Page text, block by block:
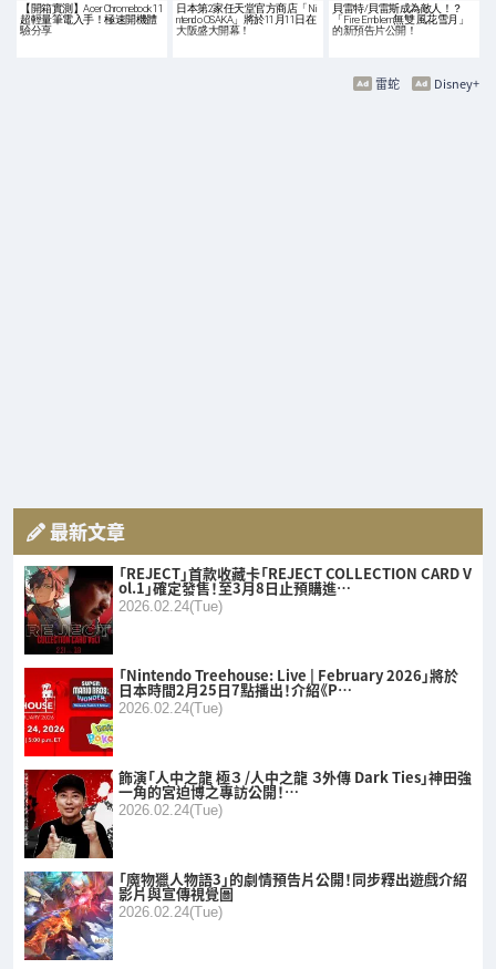
【開箱實測】Acer Chromebook 11
超輕量筆電入手！極速開機體
驗分享
日本第2家任天堂官方商店「Ni
ntendo OSAKA」將於11月11日在
大阪盛大開幕！
貝雷特/貝雷斯成為敵人！？
「Fire Emblem無雙 風花雪月」
的新預告片公開！
Disney+
雷蛇
最新文章
「REJECT」首款收藏卡「REJECT COLLECTION CARD V
ol.1」確定發售！至3月8日止預購進…
2026.02.24(Tue)
「Nintendo Treehouse: Live | February 2026」將於
日本時間2月25日7點播出！介紹《P…
2026.02.24(Tue)
飾演「人中之龍 極３ /人中之龍 ３外傳 Dark Ties」神田強
一角的宮迫博之專訪公開！…
2026.02.24(Tue)
「魔物獵人物語3」的劇情預告片公開！同步釋出遊戲介紹
影片與宣傳視覺圖
2026.02.24(Tue)